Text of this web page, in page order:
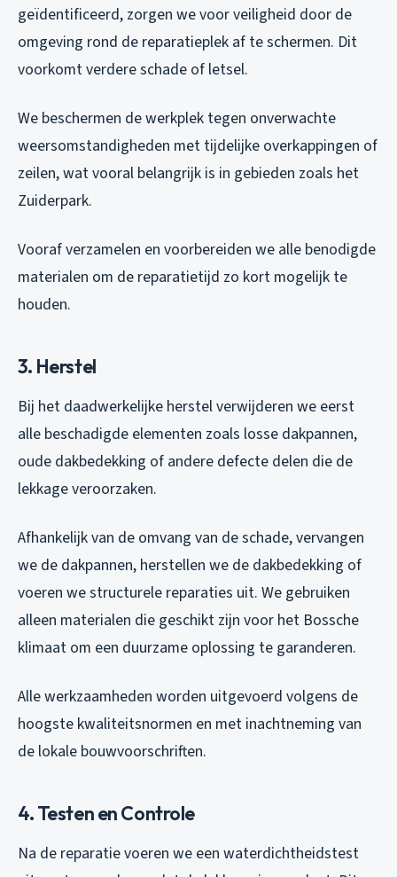
geïdentificeerd, zorgen we voor veiligheid door de
omgeving rond de reparatieplek af te schermen. Dit
voorkomt verdere schade of letsel.
We beschermen de werkplek tegen onverwachte
weersomstandigheden met tijdelijke overkappingen of
zeilen, wat vooral belangrijk is in gebieden zoals het
Zuiderpark.
Vooraf verzamelen en voorbereiden we alle benodigde
materialen om de reparatietijd zo kort mogelijk te
houden.
3. Herstel
Bij het daadwerkelijke herstel verwijderen we eerst
alle beschadigde elementen zoals losse dakpannen,
oude dakbedekking of andere defecte delen die de
lekkage veroorzaken.
Afhankelijk van de omvang van de schade, vervangen
we de dakpannen, herstellen we de dakbedekking of
voeren we structurele reparaties uit. We gebruiken
alleen materialen die geschikt zijn voor het Bossche
klimaat om een duurzame oplossing te garanderen.
Alle werkzaamheden worden uitgevoerd volgens de
hoogste kwaliteitsnormen en met inachtneming van
de lokale bouwvoorschriften.
4. Testen en Controle
Na de reparatie voeren we een waterdichtheidstest